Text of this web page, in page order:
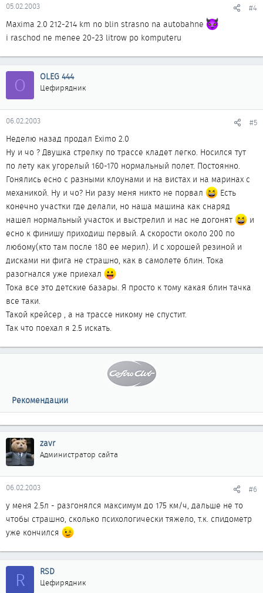
05.02.2003 #4
Maxima 2.0 212-214 km no blin strasno na autobahne
i raschod ne menee 20-23 litrow po komputeru
O OLEG 444
Цефирядник
06.02.2003 #5
Неделю назад продал Eximo 2.0
Ну и чо ? Двушка стрелку по трассе кладет легко. Носился тут
по лету как угорелый 160-170 нормальный полет. Постоянно.
Гонялись есно с разными клоунами и на вистах и на маринах с
механикой. Ну и чо? Ни разу меня никто не порвал
Есть
конечно участки где делали, но наша машина как снаряд
нашел нормальный участок и выстрелил и нас не догонят
и
есно к финишу приходиш первый. А скорости около 200 по
любому(кто там после 180 ее мерил). И с хорошей резиной и
дисками ни фига не страшно, как в самолете блин. Тока
разогнался уже приехал
Тока все это детские базары. Я просто к тому какая блин тачка
все таки.
Такой крейсер , а на трассе никому не спустит.
Так что поехал я 2.5 искать.
Рекомендации
zavr
Администратор сайта
06.02.2003 #6
у меня 2.5л - разгонялся максимум до 175 км/ч, дальше не то
чтобы страшно, сколько психологически тяжело, т.к. спидометр
уже кончился
R RSD
Цефирядник